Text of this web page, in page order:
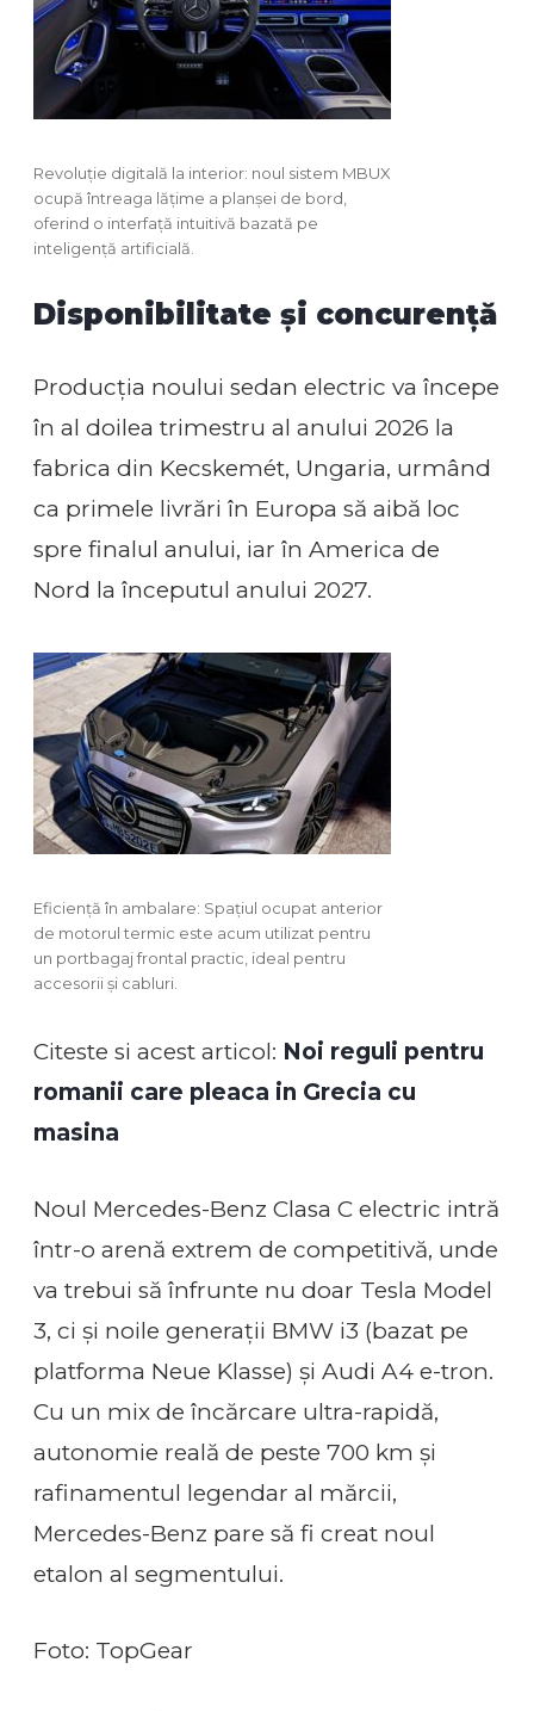
Revoluție digitală la interior: noul sistem MBUX
ocupă întreaga lățime a planșei de bord,
oferind o interfață intuitivă bazată pe
inteligență artificială.
Disponibilitate și concurență
Producția noului sedan electric va începe
în al doilea trimestru al anului 2026 la
fabrica din Kecskemét, Ungaria, urmând
ca primele livrări în Europa să aibă loc
spre finalul anului, iar în America de
Nord la începutul anului 2027.
Eficiență în ambalare: Spațiul ocupat anterior
de motorul termic este acum utilizat pentru
un portbagaj frontal practic, ideal pentru
accesorii și cabluri.
Citeste si acest articol: Noi reguli pentru
romanii care pleaca in Grecia cu
masina
Noul Mercedes-Benz Clasa C electric intră
într-o arenă extrem de competitivă, unde
va trebui să înfrunte nu doar Tesla Model
3, ci și noile generații BMW i3 (bazat pe
platforma Neue Klasse) și Audi A4 e-tron.
Cu un mix de încărcare ultra-rapidă,
autonomie reală de peste 700 km și
rafinamentul legendar al mărcii,
Mercedes-Benz pare să fi creat noul
etalon al segmentului.
Foto: TopGear